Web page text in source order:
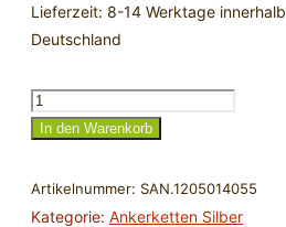
Lieferzeit: 8-14 Werktage innerhalb
Deutschland
Ankerkette
cm
x
In den Warenkorb
Artikelnummer: SAN.1205014055
Kategorie: Ankerketten Silber